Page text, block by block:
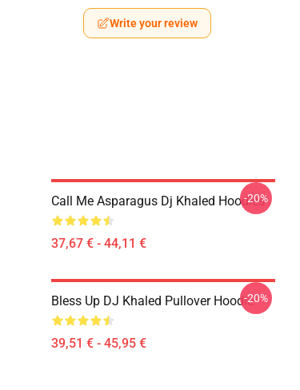
Write your review
Call Me Asparagus Dj Khaled Hoodies
37,67 € - 44,11 €
-20%
Bless Up DJ Khaled Pullover Hoodie
39,51 € - 45,95 €
-20%